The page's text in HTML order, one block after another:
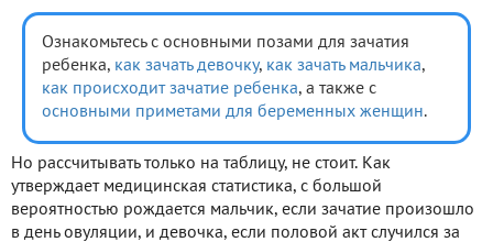
Ознакомьтесь с основными позами для зачатия
ребенка, как зачать девочку, как зачать мальчика,
как происходит зачатие ребенка, а также с
основными приметами для беременных женщин.
Но рассчитывать только на таблицу, не стоит. Как
утверждает медицинская статистика, с большой
вероятностью рождается мальчик, если зачатие произошло
в день овуляции, и девочка, если половой акт случился за